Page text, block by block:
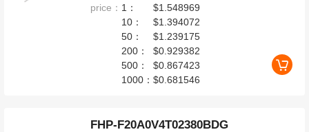
price： 1：
$1.548969
10：
$1.394072
50：
$1.239175
200：
$0.929382
500：
$0.867423
1000：$0.681546
FHP-F20A0V4T02380BDG